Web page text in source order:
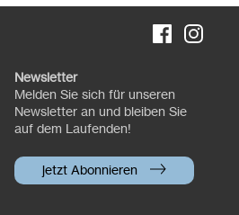
Newsletter
Melden Sie sich für unseren
Newsletter an und bleiben Sie
auf dem Laufenden!
jetzt Abonnieren